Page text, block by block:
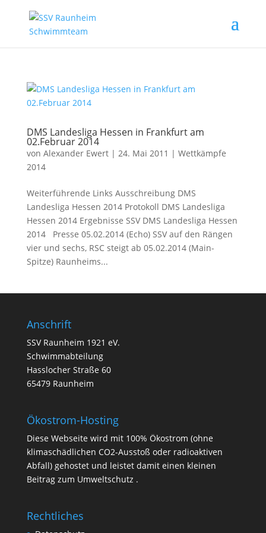
DMS Landesliga Hessen in Frankfurt am
02.Februar 2014
von Alexander Ewert| 24. Mai 2011 | Wettkämpfe
2014
Weiterführende Links Ausschreibung DMS
Landesliga Hessen 2014 Protokoll DMS Landesliga
Hessen 2014 Ergebnisse SSV DMS Landesliga Hessen
2014 Presse 05.02.2014 (Echo) SSV auf den Rängen
vier und sechs, RSC steigt ab 05.02.2014 (Main-
Spitze) Raunheims...
Anschrift
SSV Raunheim 1921 eV.
Schwimmabteilung
Hasslocher Straße 60
65479 Raunheim
Ökostrom-Hosting
Diese Webseite wird mit 100% Ökostrom (ohne
klimaschädlichen CO2-Ausstoß oder radioaktiven
Abfall) gehostet und leistet damit einen kleinen
Beitrag zum Umweltschutz .
Rechtliches